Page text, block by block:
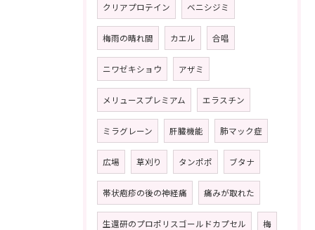
クリアプロテイン ベニシジミ
梅雨の晴れ間 カエル 合唱
ニワゼキショウ アザミ
メリュースプレミアム エラスチン
ミラグレーン 肝臓機能 肺マック症
広場 草刈り タンポポ ブタナ
帯状疱疹の後の神経痛 痛みが取れた
生還研のプロポリスゴールドカプセル 梅